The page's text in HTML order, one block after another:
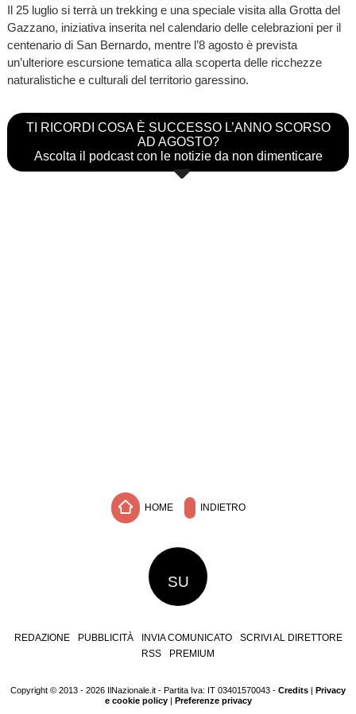
Il 25 luglio si terrà un trekking e una speciale visita alla Grotta del
Gazzano, iniziativa inserita nel calendario delle celebrazioni per il
centenario di San Bernardo, mentre l’8 agosto è prevista
un’ulteriore escursione tematica alla scoperta delle ricchezze
naturalistiche e culturali del territorio garessino.
TI RICORDI COSA È SUCCESSO L’ANNO SCORSO
AD AGOSTO?
Ascolta il podcast con le notizie da non dimenticare
HOME INDIETRO
SU
REDAZIONE PUBBLICITÀ INVIA COMUNICATO
SCRIVI AL DIRETTORE
RSS
PREMIUM
Copyright © 2013 - 2026 IlNazionale.it - Partita Iva: IT 03401570043 - Credits | Privacy
e cookie policy| Preferenze privacy